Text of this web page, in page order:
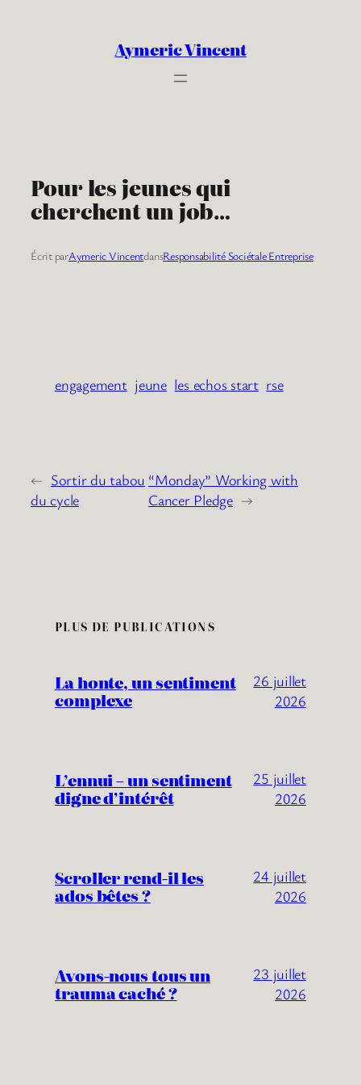
Aymeric Vincent
Pour les jeunes qui
cherchent un job…
Écrit parAymeric VincentdansResponsabilité Sociétale Entreprise
engagement jeune les echos start rse
← Sortir du tabou
du cycle
“Monday” Working with
Cancer Pledge →
PLUS DE PUBLICATIONS
La honte, un sentiment
complexe
26 juillet
2026
L’ennui – un sentiment
digne d’intérêt
25 juillet
2026
Scroller rend-il les
ados bêtes ?
24 juillet
2026
Avons-nous tous un
trauma caché ?
23 juillet
2026